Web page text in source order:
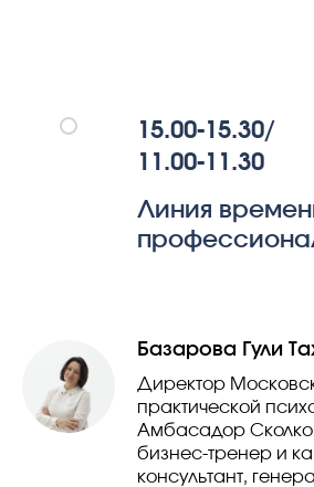
15.00-15.30/
11.00-11.30
Линия
Базарова Гули
Директор
практической
Амбасадор
бизнес-тренер и
консультант,